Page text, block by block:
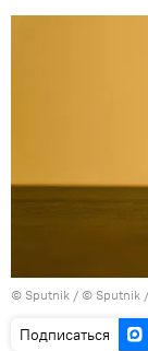
© Sputnik / © Sputnik
Подписаться